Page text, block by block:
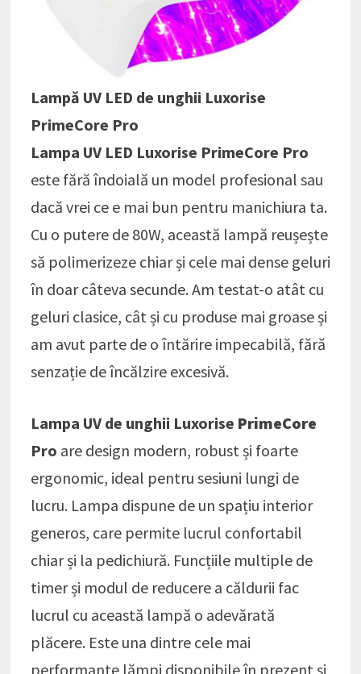
Lampă UV LED de unghii Luxorise
PrimeCore Pro
Lampa UV LED Luxorise PrimeCore Pro
este fără îndoială un model profesional sau
dacă vrei ce e mai bun pentru manichiura ta.
Cu o putere de 80W, această lampă reușește
să polimerizeze chiar și cele mai dense geluri
în doar câteva secunde. Am testat-o atât cu
geluri clasice, cât și cu produse mai groase și
am avut parte de o întărire impecabilă, fără
senzație de încălzire excesivă.
Lampa UV de unghii Luxorise PrimeCore
Pro are design modern, robust și foarte
ergonomic, ideal pentru sesiuni lungi de
lucru. Lampa dispune de un spațiu interior
generos, care permite lucrul confortabil
chiar și la pedichiură. Funcțiile multiple de
timer și modul de reducere a căldurii fac
lucrul cu această lampă o adevărată
plăcere. Este una dintre cele mai
performante lămpi disponibile în prezent și